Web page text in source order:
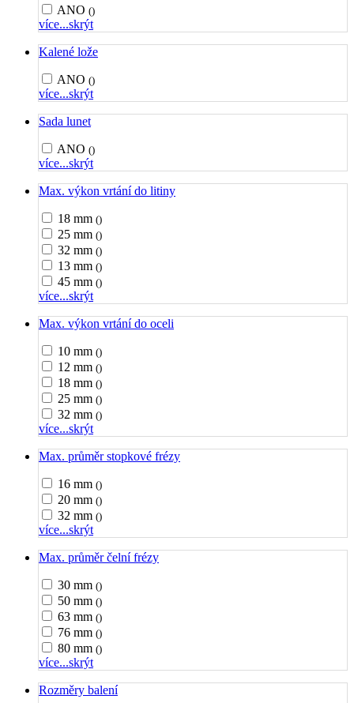
ANO ()
více...skrýt
Kalené lože
ANO ()
více...skrýt
Sada lunet
ANO ()
více...skrýt
Max. výkon vrtání do litiny
18 mm ()
25 mm ()
32 mm ()
13 mm ()
45 mm ()
více...skrýt
Max. výkon vrtání do oceli
10 mm ()
12 mm ()
18 mm ()
25 mm ()
32 mm ()
více...skrýt
Max. průměr stopkové frézy
16 mm ()
20 mm ()
32 mm ()
více...skrýt
Max. průměr čelní frézy
30 mm ()
50 mm ()
63 mm ()
76 mm ()
80 mm ()
více...skrýt
Rozměry balení